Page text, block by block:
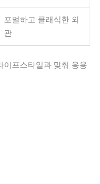
포멀하고 클래식한 외
관
이프스타일과 맞춰 응용